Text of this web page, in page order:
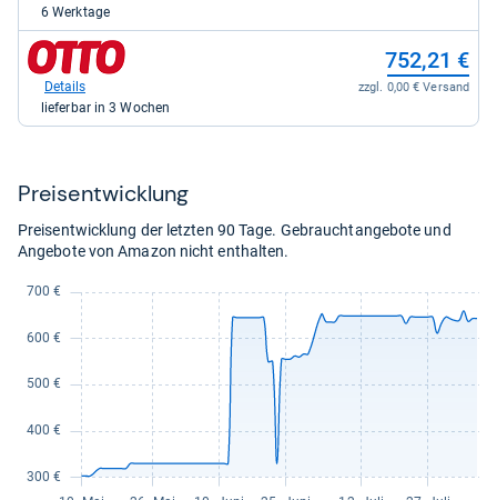
643,55
kaufen.
6 Werktage
zum
Shop:
Otto.de
752,21 €
zzgl. 0,00 € Versand
Details
lieferbar in 3 Wochen
Preis­ent­wick­lung
Preisentwicklung der letzten 90 Tage. Gebrauchtangebote und
Angebote von Amazon nicht enthalten.